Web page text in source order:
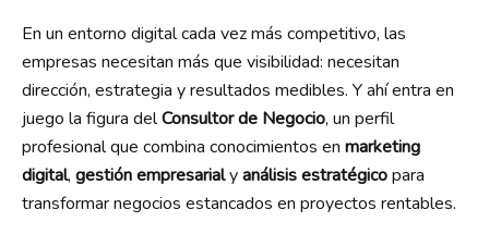
En un entorno digital cada vez más competitivo, las
empresas necesitan más que visibilidad: necesitan
dirección, estrategia y resultados medibles. Y ahí entra en
juego la figura delConsultor de Negocio, un perfil
profesional que combina conocimientos en marketing
digital, gestión empresarialyanálisis estratégicopara
transformar negocios estancados en proyectos rentables.